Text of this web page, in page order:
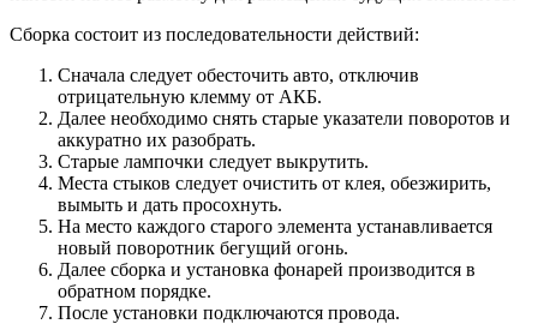
Сборка состоит из последовательности действий:
Сначала следует обесточить авто, отключив
отрицательную клемму от АКБ.
Далее необходимо снять старые указатели поворотов и
аккуратно их разобрать.
Старые лампочки следует выкрутить.
Места стыков следует очистить от клея, обезжирить,
вымыть и дать просохнуть.
На место каждого старого элемента устанавливается
новый поворотник бегущий огонь.
Далее сборка и установка фонарей производится в
обратном порядке.
После установки подключаются провода.